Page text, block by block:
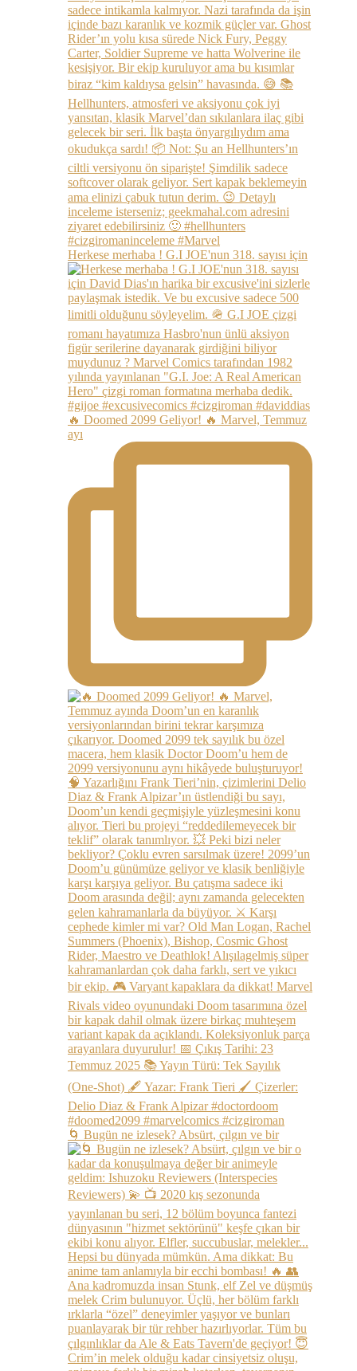
Herkese merhaba ! G.I JOE'nun 318. sayısı için
🔥 Doomed 2099 Geliyor! 🔥 Marvel, Temmuz
ayı
🌀 Bugün ne izlesek? Absürt, çılgın ve bir